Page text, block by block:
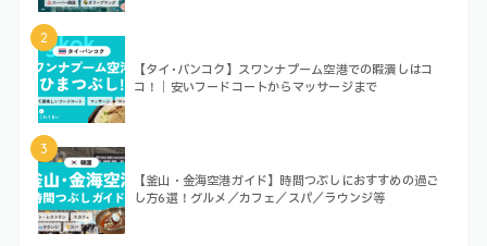
2
【タイ･バンコク】スワンナプーム空港での暇潰しはコ
コ！｜安いフードコートからマッサージまで
3
【釜山・金海空港ガイド】時間つぶしにおすすめの過ご
し方6選！グルメ／カフェ／スパ／ラウンジ等